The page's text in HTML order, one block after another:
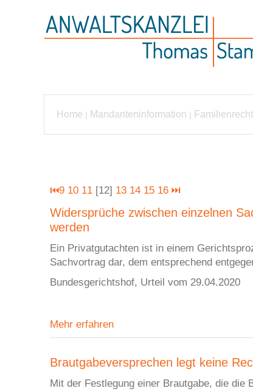
Home | Mandanteninformation | Familienrecht
⏮9 10 11 [12] 13 14 15 16 ⏭
Widersprüche zwischen einzelnen
werden
Ein Privatgutachten ist in einem
Sachvortrag dar, dem entsprechend
Bundesgerichtshof, Urteil vom 29.04.2020
Mehr erfahren
Brautgabeversprechen legt keine
Mit der Festlegung einer Brautgabe, die die